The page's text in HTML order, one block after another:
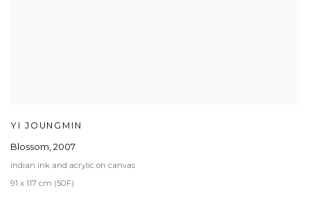
YI JOUNGMIN
Blossom, 2007
indian ink and acrylic on canvas
91 x 117 cm (50F)